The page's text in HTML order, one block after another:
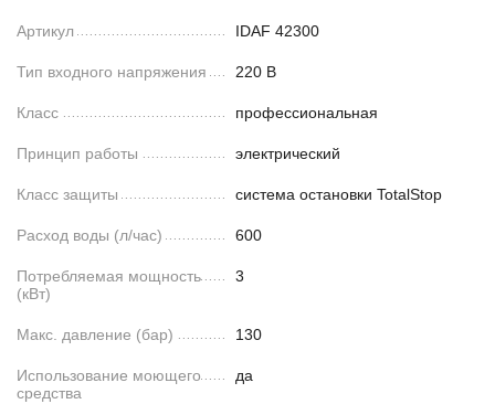
Артикул IDAF 42300
Тип входного напряжения 220 В
Класс профессиональная
Принцип работы электрический
Класс защиты система остановки TotalStop
Расход воды (л/час) 600
Потребляемая мощность
(кВт)
3
Макс. давление (бар) 130
Использование моющего
средства
да